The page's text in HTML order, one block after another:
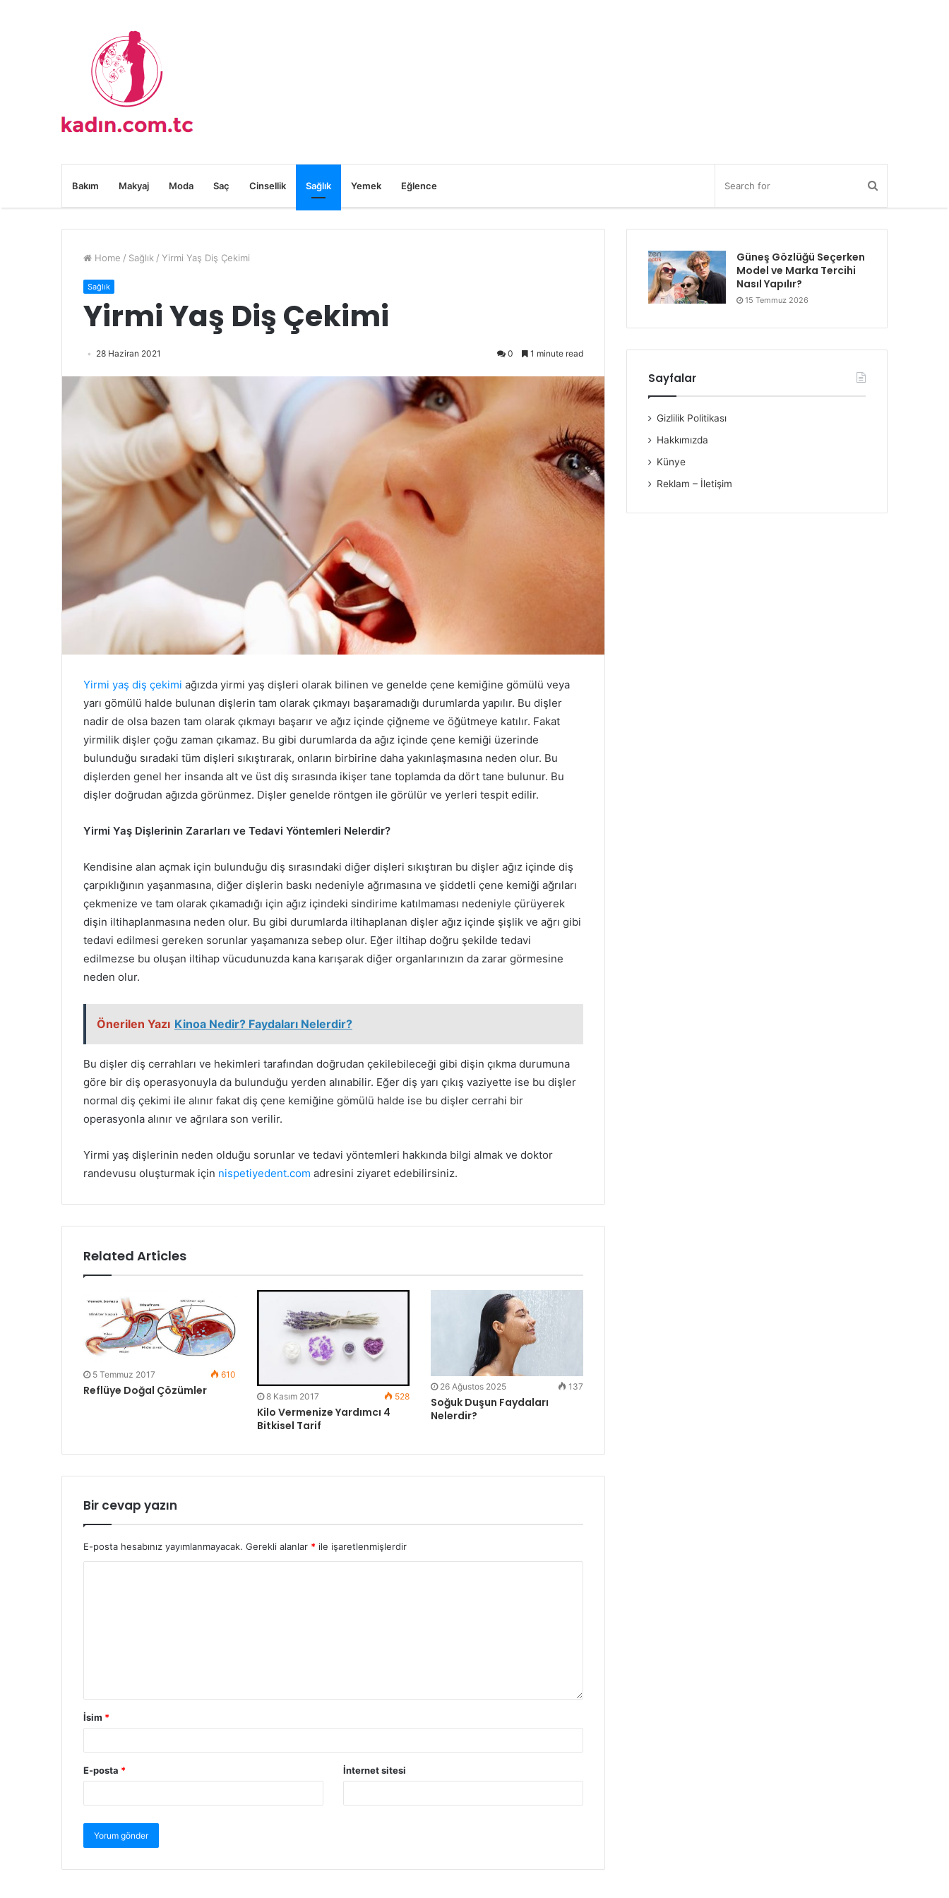
Bakım Makyaj Moda Saç Cinsellik Sağlık Yemek Eğlence
Home / Sağlık / Yirmi Yaş Diş Çekimi
Sağlık
Yirmi Yaş Diş Çekimi
28 Haziran 2021 0 1 minute read
Yirmi yaş diş çekimi ağızda yirmi yaş dişleri olarak bilinen ve genelde çene kemiğine gömülü veya
yarı gömülü halde bulunan dişlerin tam olarak çıkmayı başaramadığı durumlarda yapılır. Bu dişler
nadir de olsa bazen tam olarak çıkmayı başarır ve ağız içinde çiğneme ve öğütmeye katılır. Fakat
yirmilik dişler çoğu zaman çıkamaz. Bu gibi durumlarda da ağız içinde çene kemiği üzerinde
bulunduğu sıradaki tüm dişleri sıkıştırarak, onların birbirine daha yakınlaşmasına neden olur. Bu
dişlerden genel her insanda alt ve üst diş sırasında ikişer tane toplamda da dört tane bulunur. Bu
dişler doğrudan ağızda görünmez. Dişler genelde röntgen ile görülür ve yerleri tespit edilir.
Yirmi Yaş Dişlerinin Zararları ve Tedavi Yöntemleri Nelerdir?
Kendisine alan açmak için bulunduğu diş sırasındaki diğer dişleri sıkıştıran bu dişler ağız içinde diş
çarpıklığının yaşanmasına, diğer dişlerin baskı nedeniyle ağrımasına ve şiddetli çene kemiği ağrıları
çekmenize ve tam olarak çıkamadığı için ağız içindeki sindirime katılmaması nedeniyle çürüyerek
dişin iltihaplanmasına neden olur. Bu gibi durumlarda iltihaplanan dişler ağız içinde şişlik ve ağrı gibi
tedavi edilmesi gereken sorunlar yaşamanıza sebep olur. Eğer iltihap doğru şekilde tedavi
edilmezse bu oluşan iltihap vücudunuzda kana karışarak diğer organlarınızın da zarar görmesine
neden olur.
Önerilen Yazı Kinoa Nedir? Faydaları Nelerdir?
Bu dişler diş cerrahları ve hekimleri tarafından doğrudan çekilebileceği gibi dişin çıkma durumuna
göre bir diş operasyonuyla da bulunduğu yerden alınabilir. Eğer diş yarı çıkış vaziyette ise bu dişler
normal diş çekimi ile alınır fakat diş çene kemiğine gömülü halde ise bu dişler cerrahi bir
operasyonla alınır ve ağrılara son verilir.
Yirmi yaş dişlerinin neden olduğu sorunlar ve tedavi yöntemleri hakkında bilgi almak ve doktor
randevusu oluşturmak için nispetiyedent.com adresini ziyaret edebilirsiniz.
Related Articles
5 Temmuz 2017 610
Reflüye Doğal Çözümler 8 Kasım 2017 528
Kilo Vermenize Yardımcı 4
Bitkisel Tarif
26 Ağustos 2025 137
Soğuk Duşun Faydaları
Nelerdir?
Bir cevap yazın
E-posta hesabınız yayımlanmayacak. Gerekli alanlar * ile işaretlenmişlerdir
İsim *
E-posta * İnternet sitesi
Güneş Gözlüğü Seçerken
Model ve Marka Tercihi
Nasıl Yapılır?
15 Temmuz 2026
Sayfalar
Gizlilik Politikası
Hakkımızda
Künye
Reklam – İletişim